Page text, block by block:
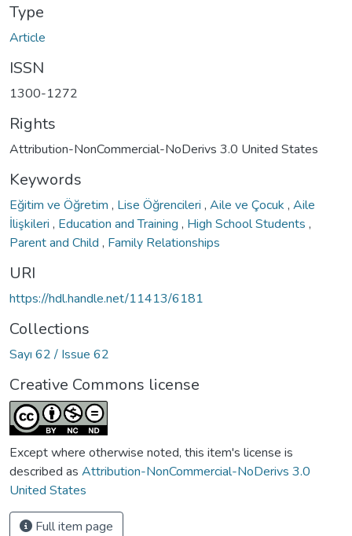
Type
Article
ISSN
1300-1272
Rights
Attribution-NonCommercial-NoDerivs 3.0 United States
Keywords
Eğitim ve Öğretim , Lise Öğrencileri , Aile ve Çocuk , Aile
İlişkileri , Education and Training , High School Students ,
Parent and Child , Family Relationships
URI
https://hdl.handle.net/11413/6181
Collections
Sayı 62 / Issue 62
Creative Commons license
Except where otherwise noted, this item's license is
described as Attribution-NonCommercial-NoDerivs 3.0
United States
Full item page